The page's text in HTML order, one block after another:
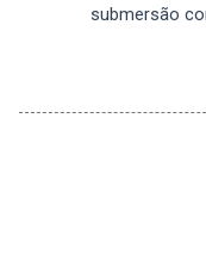
submersão